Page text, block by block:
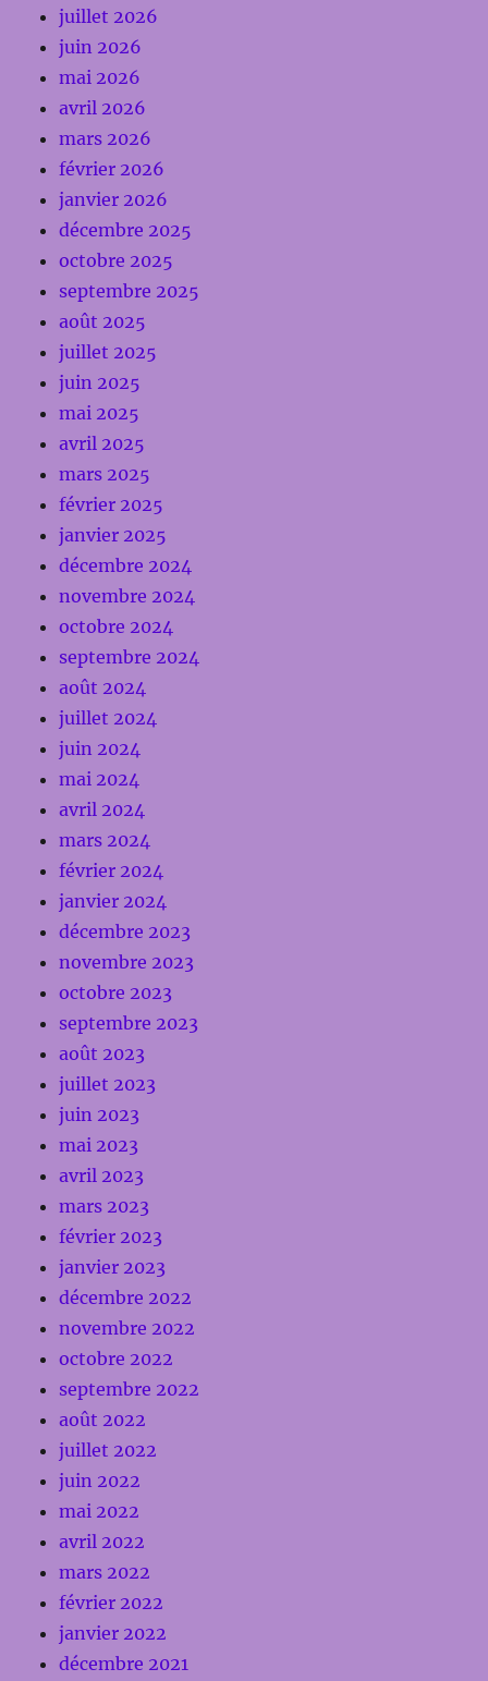
juillet 2026
juin 2026
mai 2026
avril 2026
mars 2026
février 2026
janvier 2026
décembre 2025
octobre 2025
septembre 2025
août 2025
juillet 2025
juin 2025
mai 2025
avril 2025
mars 2025
février 2025
janvier 2025
décembre 2024
novembre 2024
octobre 2024
septembre 2024
août 2024
juillet 2024
juin 2024
mai 2024
avril 2024
mars 2024
février 2024
janvier 2024
décembre 2023
novembre 2023
octobre 2023
septembre 2023
août 2023
juillet 2023
juin 2023
mai 2023
avril 2023
mars 2023
février 2023
janvier 2023
décembre 2022
novembre 2022
octobre 2022
septembre 2022
août 2022
juillet 2022
juin 2022
mai 2022
avril 2022
mars 2022
février 2022
janvier 2022
décembre 2021